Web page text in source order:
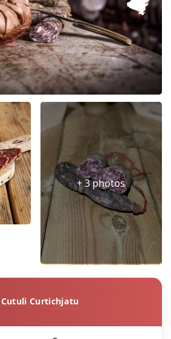
+ 3 photos
Cutuli Curtichjatu